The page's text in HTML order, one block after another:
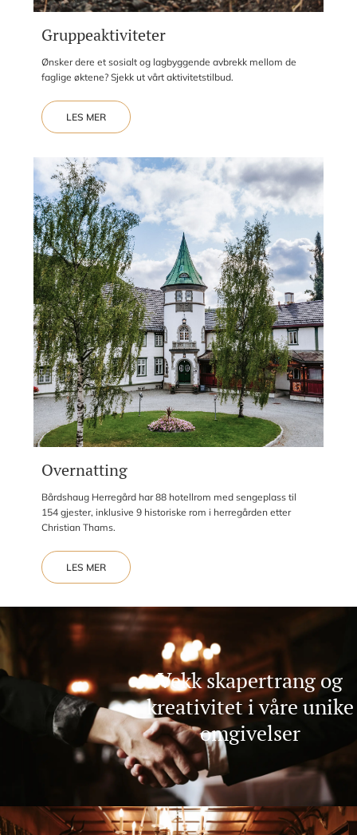
Gruppeaktiviteter
Ønsker dere et sosialt og lagbyggende avbrekk mellom de
faglige øktene? Sjekk ut vårt aktivitetstilbud.
LES MER
Overnatting
Bårdshaug Herregård har 88 hotellrom med sengeplass til
154 gjester, inklusive 9 historiske rom i herregården etter
Christian Thams.
LES MER
Vekk skapertrang og
kreativitet i våre unike
omgivelser